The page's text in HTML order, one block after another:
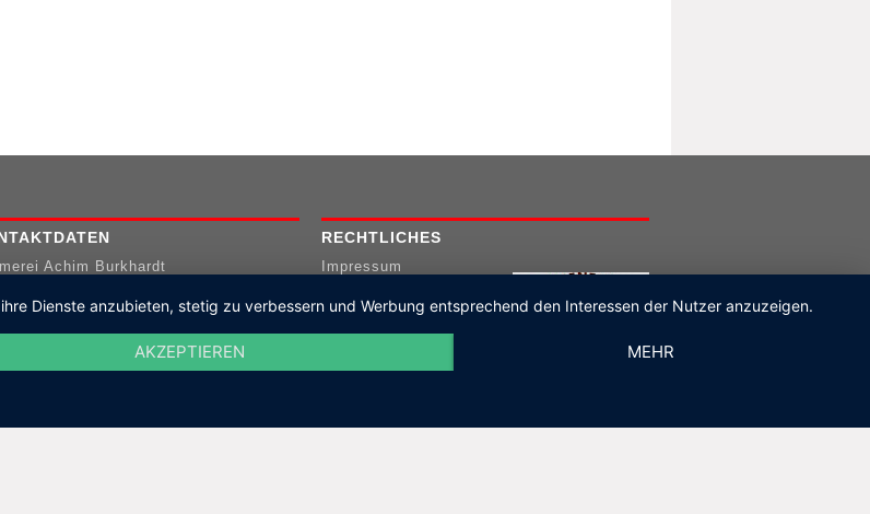
Achim Burkhardt
Freudenstadt
freudenstadt.de
RECHTLICHES
Impressum
Dienste anzubieten, stetig zu verbessern und Werbung entsprechend den Interessen der Nutzer anzuzeigen.
AKZEPTIEREN MEHR